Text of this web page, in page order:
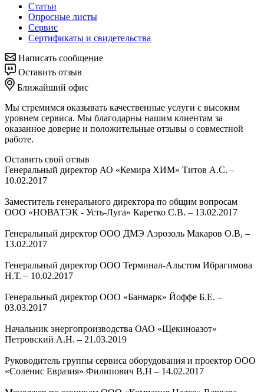
Статьи
Опросные листы
Сервис
Сертификаты и свидетельства
Написать сообщение
Оставить отзыв
Ближайший офис
Мы стремимся оказывать качественные услуги с высоким
уровнем сервиса. Мы благодарны нашим клиентам за
оказанное доверие и положительные отзывы о совместной
работе.
Оставить свой отзыв
Генеральный директор АО «Кемира ХИМ» Титов А.С. –
10.02.2017
Заместитель генерального директора по общим вопросам
ООО «НОВАТЭК - Усть-Луга» Каретко С.В. – 13.02.2017
Генеральный директор ООО ДМЭ Аэрозоль Макаров О.В, –
13.02.2017
Генеральный директор ООО Терминал-Альстом Ибрагимова
Н.Т. – 10.02.2017
Генеральный директор ООО «Банмарк» Йоффе Б.Е. –
03.03.2017
Начальник энергопроизводства ОАО «Щекиноазот»
Петровский А.Н. – 21.03.2019
Руководитель группы сервиса оборудования и проектор ООО
«Соленис Евразия» Филипович В.Н – 14.02.2017